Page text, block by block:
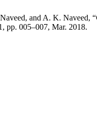
and A. K. Naveed,
pp. 005–007, Mar. 2018.